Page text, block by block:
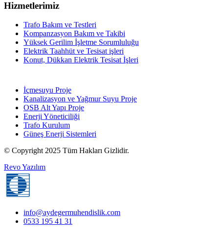
Hizmetlerimiz
Trafo Bakım ve Testleri
Kompanzasyon Bakım ve Takibi
Yüksek Gerilim İşletme Sorumluluğu
Elektrik Taahhüt ve Tesisat işleri
Konut, Dükkan Elektrik Tesisat İşleri
İçmesuyu Proje
Kanalizasyon ve Yağmur Suyu Proje
OSB Alt Yapı Proje
Enerji Yöneticiliği
Trafo Kurulum
Güneş Enerji Sistemleri
© Copyright 2025 Tüm Hakları Gizlidir.
Revo Yazılım
info@aydegermuhendislik.com
0533 195 41 31